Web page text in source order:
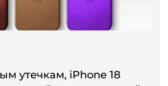
утечкам, iPhone 18